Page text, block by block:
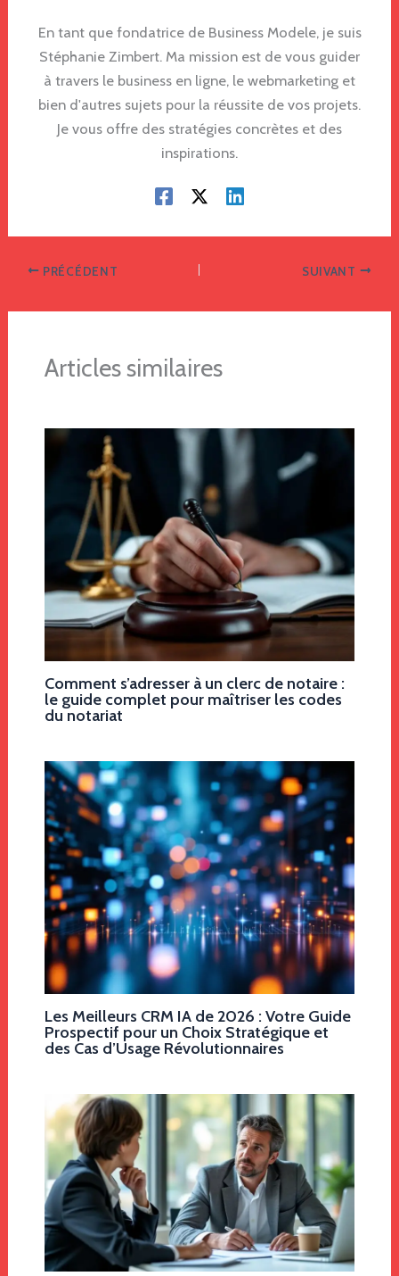
En tant que fondatrice de Business Modele, je suis
Stéphanie Zimbert. Ma mission est de vous guider
à travers le business en ligne, le webmarketing et
bien d'autres sujets pour la réussite de vos projets.
Je vous offre des stratégies concrètes et des
inspirations.
PRÉCÉDENT SUIVANT
Articles similaires
Comment s’adresser à un clerc de notaire :
le guide complet pour maîtriser les codes
du notariat
Les Meilleurs CRM IA de 2026 : Votre Guide
Prospectif pour un Choix Stratégique et
des Cas d’Usage Révolutionnaires